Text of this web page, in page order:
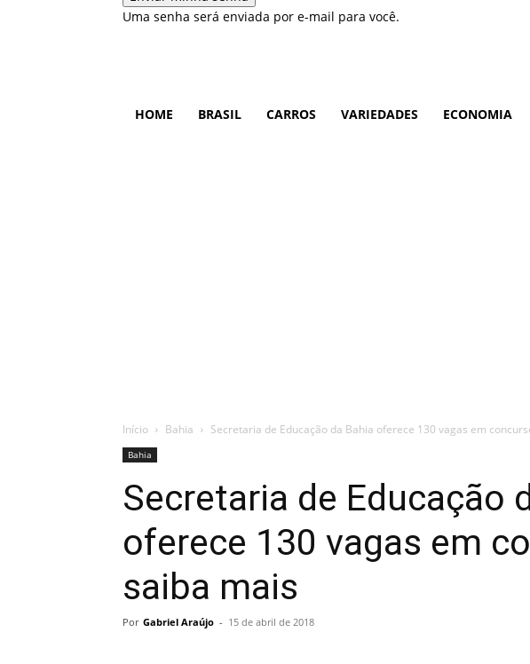
Uma senha será enviada por e-mail para você.
HOME
BRASIL CARROS VARIEDADES ECONOMIA
Início Bahia Secretaria de Educação da Bahia oferece 130 vagas em
Bahia
Secretaria de Educação
oferece 130 vagas em
saiba mais
Por Gabriel Araújo - 15 de abril de 2018